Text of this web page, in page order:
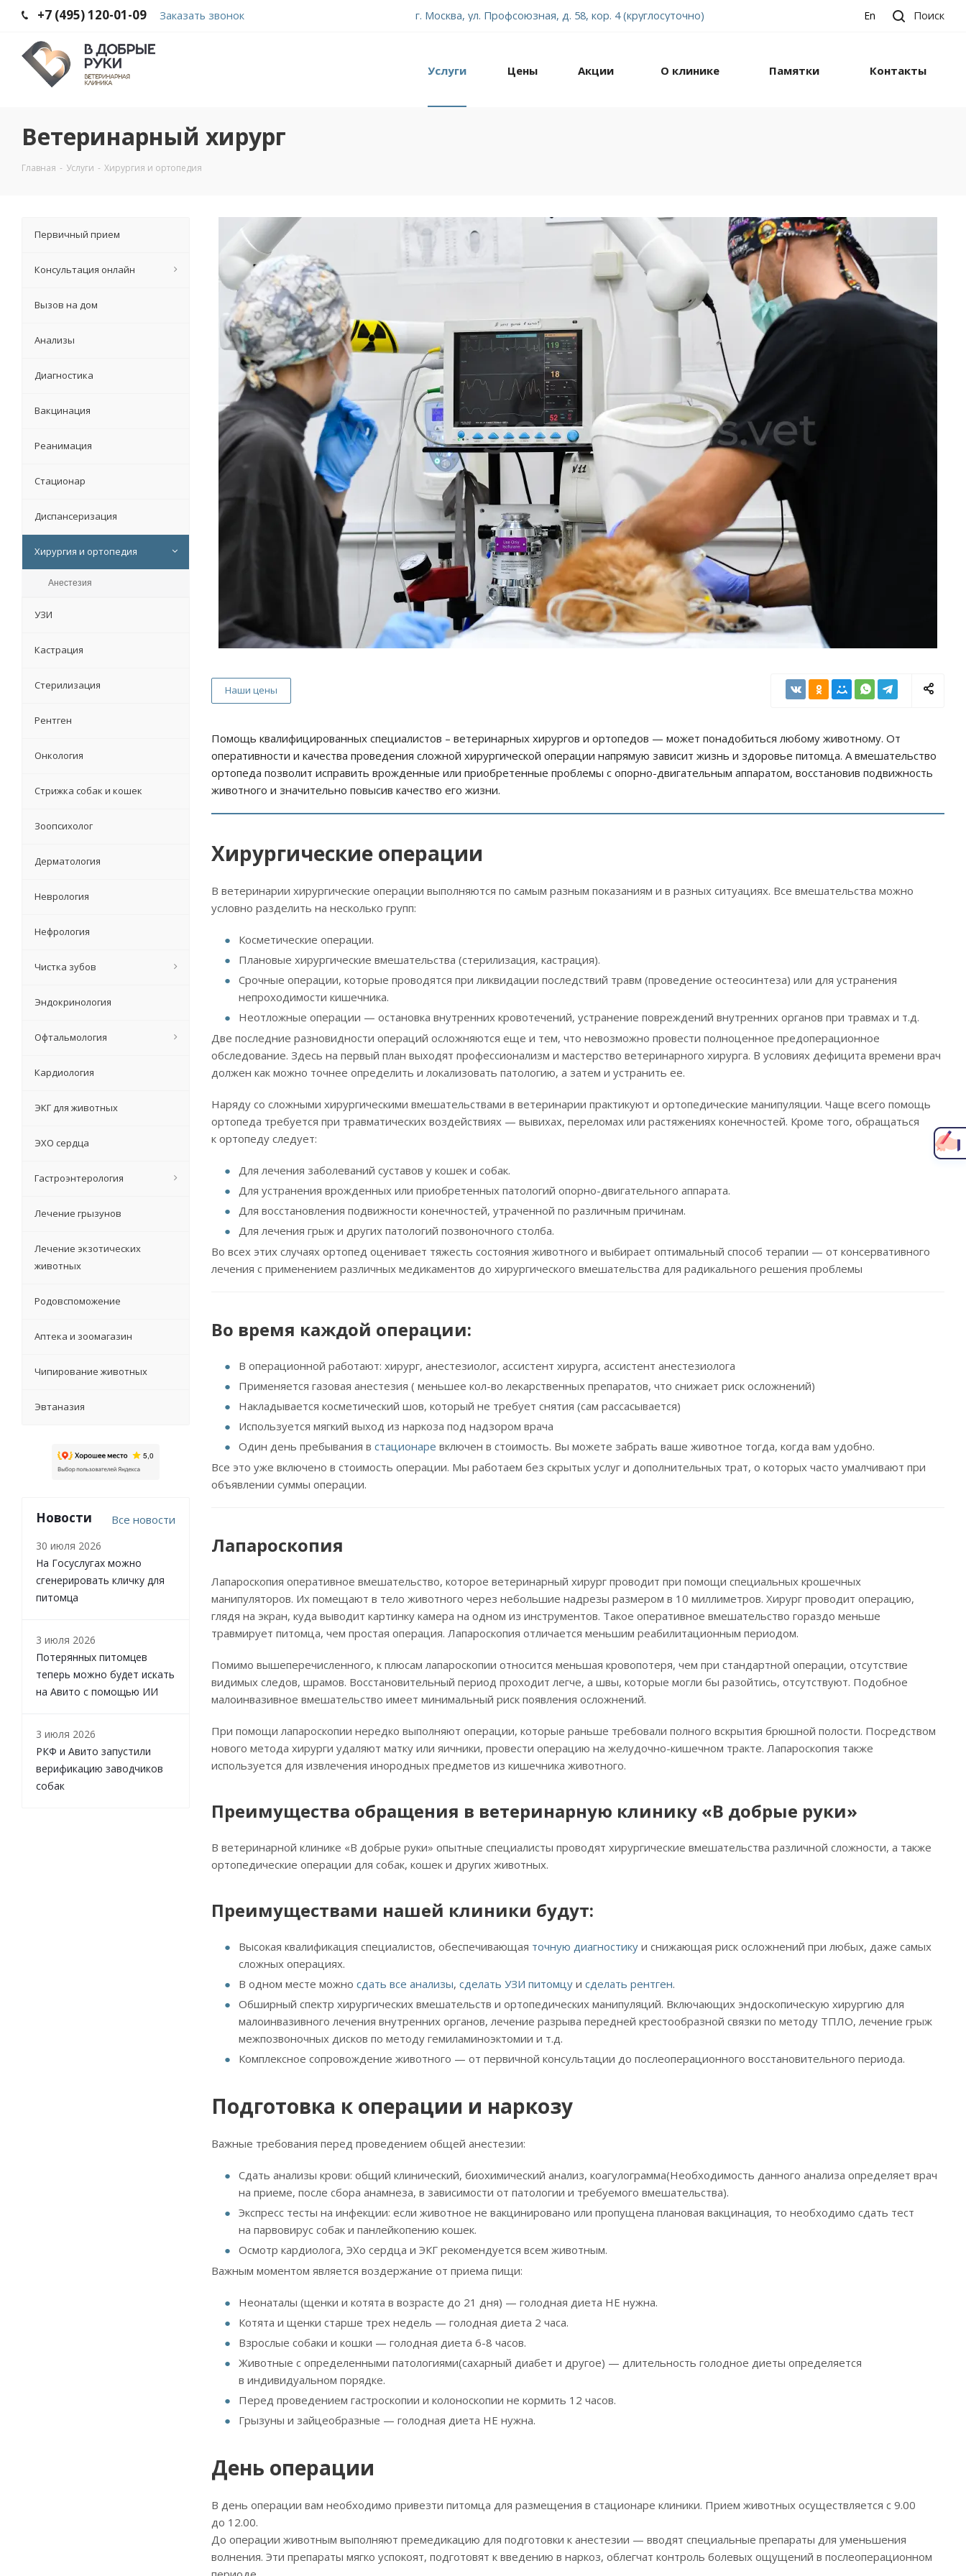
+7 (495) 120-01-09 Заказать звонок г. Москва, ул. Профсоюзная, д. 58, кор. 4 (круглосуточно) En Поиск
Услуги Цены Акции О клинике Памятки Контакты
Ветеринарный хирург
Главная - Услуги - Хирургия и ортопедия
Наши цены
Помощь квалифицированных специалистов – ветеринарных хирургов и ортопедов — может понадобиться любому животному. От
оперативности и качества проведения сложной хирургической операции напрямую зависит жизнь и здоровье питомца. А вмешательство
ортопеда позволит исправить врожденные или приобретенные проблемы с опорно-двигательным аппаратом, восстановив подвижность
животного и значительно повысив качество его жизни.
Хирургические операции
В ветеринарии хирургические операции выполняются по самым разным показаниям и в разных ситуациях. Все вмешательства можно
условно разделить на несколько групп:
Косметические операции.
Плановые хирургические вмешательства (стерилизация, кастрация).
Срочные операции, которые проводятся при ликвидации последствий травм (проведение остеосинтеза) или для устранения
непроходимости кишечника.
Неотложные операции — остановка внутренних кровотечений, устранение повреждений внутренних органов при травмах и т.д.
Две последние разновидности операций осложняются еще и тем, что невозможно провести полноценное предоперационное
обследование. Здесь на первый план выходят профессионализм и мастерство ветеринарного хирурга. В условиях дефицита времени врач
должен как можно точнее определить и локализовать патологию, а затем и устранить ее.
Наряду со сложными хирургическими вмешательствами в ветеринарии практикуют и ортопедические манипуляции. Чаще всего помощь
ортопеда требуется при травматических воздействиях — вывихах, переломах или растяжениях конечностей. Кроме того, обращаться
к ортопеду следует:
Для лечения заболеваний суставов у кошек и собак.
Для устранения врожденных или приобретенных патологий опорно-двигательного аппарата.
Для восстановления подвижности конечностей, утраченной по различным причинам.
Для лечения грыж и других патологий позвоночного столба.
Во всех этих случаях ортопед оценивает тяжесть состояния животного и выбирает оптимальный способ терапии — от консервативного
лечения с применением различных медикаментов до хирургического вмешательства для радикального решения проблемы
Во время каждой операции:
В операционной работают: хирург, анестезиолог, ассистент хирурга, ассистент анестезиолога
Применяется газовая анестезия ( меньшее кол-во лекарственных препаратов, что снижает риск осложнений)
Накладывается косметический шов, который не требует снятия (сам рассасывается)
Используется мягкий выход из наркоза под надзором врача
Один день пребывания в стационаре включен в стоимость. Вы можете забрать ваше животное тогда, когда вам удобно.
Все это уже включено в стоимость операции. Мы работаем без скрытых услуг и дополнительных трат, о которых часто умалчивают при
объявлении суммы операции.
Лапароскопия
Лапароскопия оперативное вмешательство, которое ветеринарный хирург проводит при помощи специальных крошечных
манипуляторов. Их помещают в тело животного через небольшие надрезы размером в 10 миллиметров. Хирург проводит операцию,
глядя на экран, куда выводит картинку камера на одном из инструментов. Такое оперативное вмешательство гораздо меньше
травмирует питомца, чем простая операция. Лапароскопия отличается меньшим реабилитационным периодом.
Помимо вышеперечисленного, к плюсам лапароскопии относится меньшая кровопотеря, чем при стандартной операции, отсутствие
видимых следов, шрамов. Восстановительный период проходит легче, а швы, которые могли бы разойтись, отсутствуют. Подобное
малоинвазивное вмешательство имеет минимальный риск появления осложнений.
При помощи лапароскопии нередко выполняют операции, которые раньше требовали полного вскрытия брюшной полости. Посредством
нового метода хирурги удаляют матку или яичники, провести операцию на желудочно-кишечном тракте. Лапароскопия также
используется для извлечения инородных предметов из кишечника животного.
Преимущества обращения в ветеринарную клинику «В добрые руки»
В ветеринарной клинике «В добрые руки» опытные специалисты проводят хирургические вмешательства различной сложности, а также
ортопедические операции для собак, кошек и других животных.
Преимуществами нашей клиники будут:
Высокая квалификация специалистов, обеспечивающая точную диагностику и снижающая риск осложнений при любых, даже самых
сложных операциях.
В одном месте можно сдать все анализы, сделать УЗИ питомцу и сделать рентген.
Обширный спектр хирургических вмешательств и ортопедических манипуляций. Включающих эндоскопическую хирургию для
малоинвазивного лечения внутренних органов, лечение разрыва передней крестообразной связки по методу ТПЛО, лечение грыж
межпозвоночных дисков по методу гемиламиноэктомии и т.д.
Комплексное сопровождение животного — от первичной консультации до послеоперационного восстановительного периода.
Подготовка к операции и наркозу
Важные требования перед проведением общей анестезии:
Сдать анализы крови: общий клинический, биохимический анализ, коагулограмма(Необходимость данного анализа определяет врач
на приеме, после сбора анамнеза, в зависимости от патологии и требуемого вмешательства).
Экспресс тесты на инфекции: если животное не вакцинировано или пропущена плановая вакцинация, то необходимо сдать тест
на парвовирус собак и панлейкопению кошек.
Осмотр кардиолога, ЭХо сердца и ЭКГ рекомендуется всем животным.
Важным моментом является воздержание от приема пищи:
Неонаталы (щенки и котята в возрасте до 21 дня) — голодная диета НЕ нужна.
Котята и щенки старше трех недель — голодная диета 2 часа.
Взрослые собаки и кошки — голодная диета 6-8 часов.
Животные с определенными патологиями(сахарный диабет и другое) — длительность голодное диеты определяется
в индивидуальном порядке.
Перед проведением гастроскопии и колоноскопии не кормить 12 часов.
Грызуны и зайцеобразные — голодная диета НЕ нужна.
День операции
В день операции вам необходимо привезти питомца для размещения в стационаре клиники. Прием животных осуществляется с 9.00
до 12.00.
До операции животным выполняют премедикацию для подготовки к анестезии — вводят специальные препараты для уменьшения
волнения. Эти препараты мягко успокоят, подготовят к введению в наркоз, облегчат контроль болевых ощущений в послеоперационном
Первичный прием
Консультация онлайн
Вызов на дом
Анализы
Диагностика
Вакцинация
Реанимация
Стационар
Диспансеризация
Хирургия и ортопедия
Анестезия
УЗИ
Кастрация
Стерилизация
Рентген
Онкология
Стрижка собак и кошек
Зоопсихолог
Дерматология
Неврология
Нефрология
Чистка зубов
Эндокринология
Офтальмология
Кардиология
ЭКГ для животных
ЭХО сердца
Гастроэнтерология
Лечение грызунов
Лечение экзотических
животных
Родовспоможение
Аптека и зоомагазин
Чипирование животных
Эвтаназия
Новости Все новости
30 июля 2026
На Госуслугах можно
сгенерировать кличку для
питомца
3 июля 2026
Потерянных питомцев
теперь можно будет искать
на Авито с помощью ИИ
3 июля 2026
РКФ и Авито запустили
верификацию заводчиков
собак
Написать главному врачу